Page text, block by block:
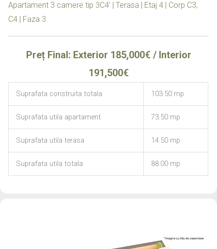
Apartament 3 camere tip 3C4′ | Terasa | Etaj 4 | Corp C3,
C4 | Faza 3
Preț Final: Exterior 185,000€ / Interior
191,500€
Suprafata construita totala 103.50 mp
Suprafata utila apartament 73.50 mp
Suprafata utila terasa 14.50 mp
Suprafata utila totala 88.00 mp